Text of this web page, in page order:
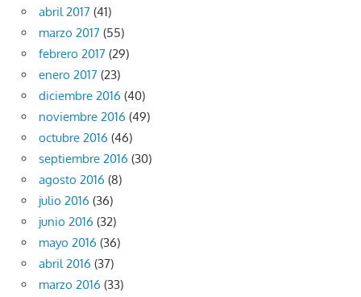
abril 2017 (41)
marzo 2017 (55)
febrero 2017 (29)
enero 2017 (23)
diciembre 2016 (40)
noviembre 2016 (49)
octubre 2016 (46)
septiembre 2016 (30)
agosto 2016 (8)
julio 2016 (36)
junio 2016 (32)
mayo 2016 (36)
abril 2016 (37)
marzo 2016 (33)